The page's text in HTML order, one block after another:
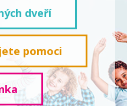
dveří
pomoci